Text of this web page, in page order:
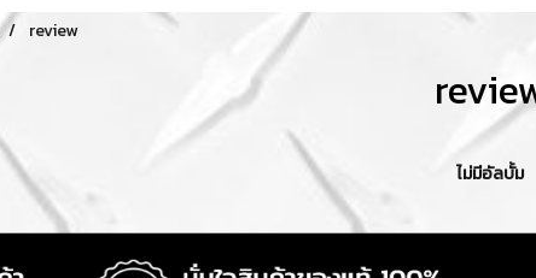
review
ไม่มีอัลบั้ม